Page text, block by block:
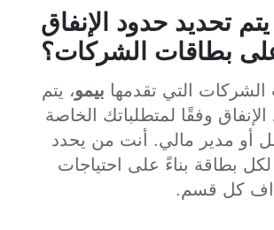
تحديد حدود الإنفاق
بطاقات الشركات؟
التي تقدمها بيمو، يتم
وفقًا لمتطلباتك الخاصة
أو مدير مالي. أنت من يحدد
بطاقة بناءً على احتياجات
كل قسم.